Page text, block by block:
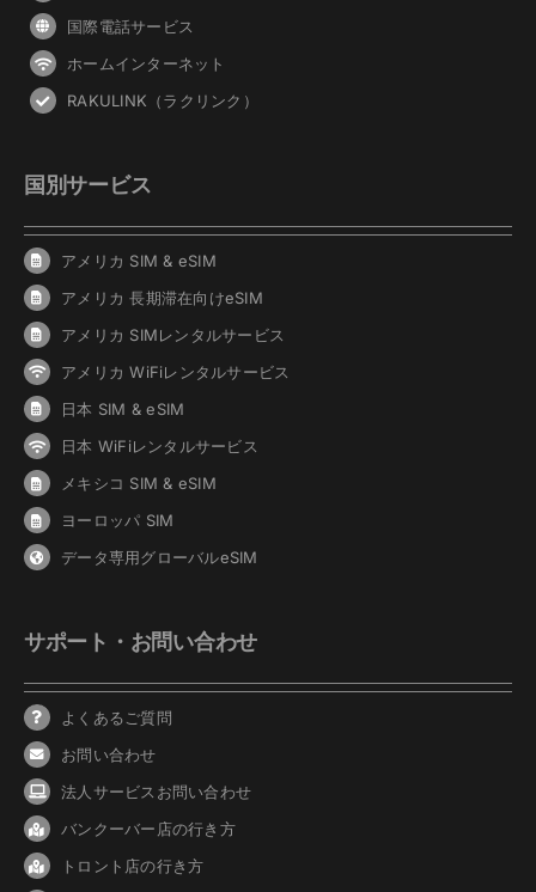
国際電話サービス
ホームインターネット
RAKULINK（ラクリンク）
国別サービス
アメリカ SIM & eSIM
アメリカ 長期滞在向けeSIM
アメリカ SIMレンタルサービス
アメリカ WiFiレンタルサービス
日本 SIM & eSIM
日本 WiFiレンタルサービス
メキシコ SIM & eSIM
ヨーロッパ SIM
データ専用グローバルeSIM
サポート・お問い合わせ
よくあるご質問
お問い合わせ
法人サービスお問い合わせ
バンクーバー 店の行き方
トロント店の行き方